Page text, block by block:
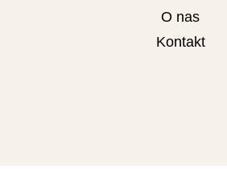
O nas
Kontakt